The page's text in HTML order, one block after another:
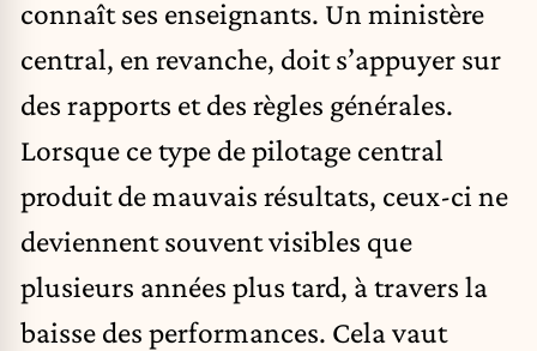
connaît ses enseignants. Un ministère
central, en revanche, doit s’appuyer sur
des rapports et des règles générales.
Lorsque ce type de pilotage central
produit de mauvais résultats, ceux-ci ne
deviennent souvent visibles que
plusieurs années plus tard, à travers la
baisse des performances. Cela vaut